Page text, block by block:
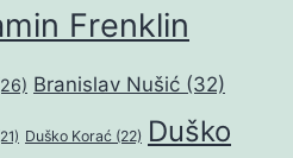
Frenklin
Branislav Nušić (32)
Duško Korać (22) Duško